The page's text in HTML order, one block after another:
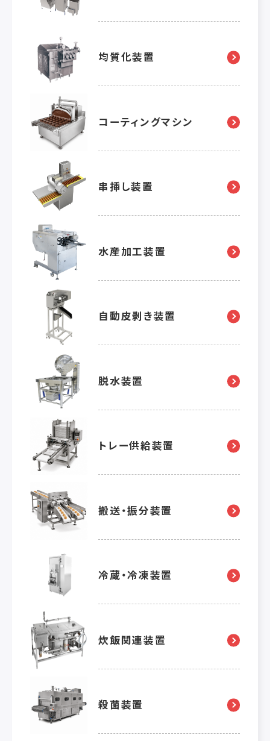
均質化装置
コーティングマシン
串挿し装置
水産加工装置
自動皮剥き装置
脱水装置
トレー供給装置
搬送・振分装置
冷蔵・冷凍装置
炊飯関連装置
殺菌装置